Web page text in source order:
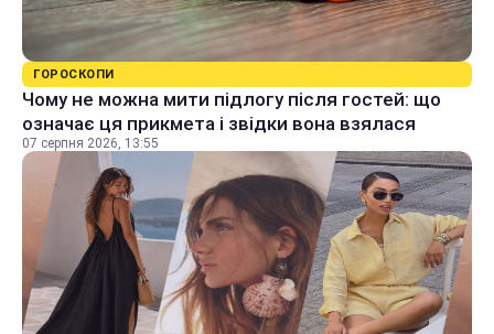
ГОРОСКОПИ
Чому не можна мити підлогу після гостей: що
означає ця прикмета і звідки вона взялася
07 серпня 2026, 13:55